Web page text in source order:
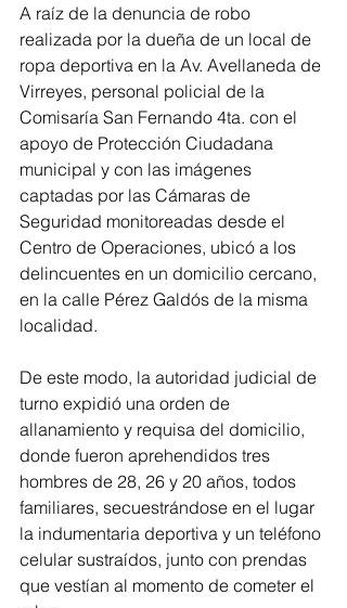
A raíz de la denuncia de robo
realizada por la dueña de un local de
ropa deportiva en la Av. Avellaneda de
Virreyes, personal policial de la
Comisaría San Fernando 4ta. con el
apoyo de Protección Ciudadana
municipal y con las imágenes
captadas por las Cámaras de
Seguridad monitoreadas desde el
Centro de Operaciones, ubicó a los
delincuentes en un domicilio cercano,
en la calle Pérez Galdós de la misma
localidad.
De este modo, la autoridad judicial de
turno expidió una orden de
allanamiento y requisa del domicilio,
donde fueron aprehendidos tres
hombres de 28, 26 y 20 años, todos
familiares, secuestrándose en el lugar
la indumentaria deportiva y un teléfono
celular sustraídos, junto con prendas
que vestían al momento de cometer el